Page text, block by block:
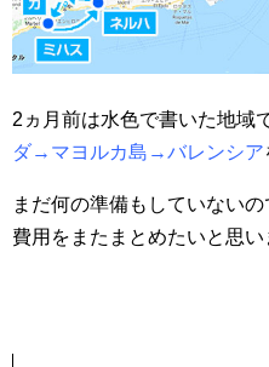
2ヵ月前は水色で書いた地域
ダ→マヨルカ島→バレンシア
まだ何の準備もしていない
費用をまたまとめたいと思い